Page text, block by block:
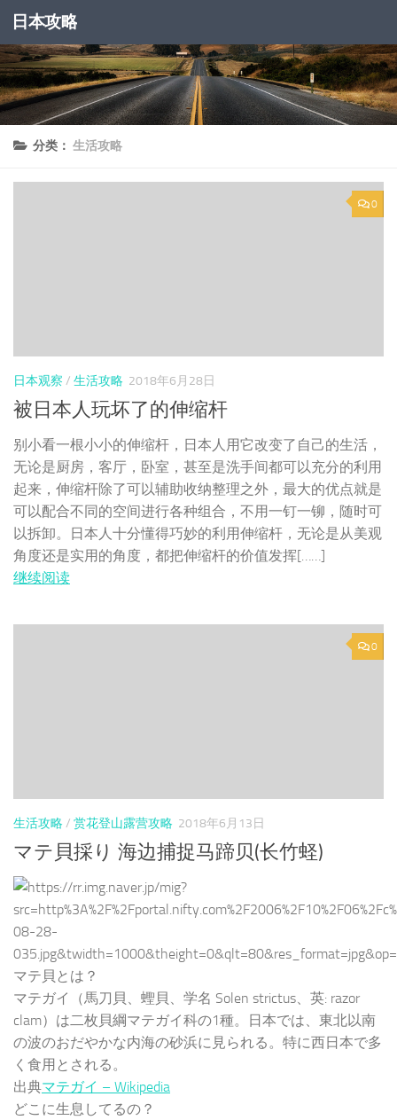
跳至内容
日本攻略
分类： 生活攻略
0
日本观察 / 生活攻略 2018年6月28日
被日本人玩坏了的伸缩杆
别小看一根小小的伸缩杆，日本人用它改变了自己的生活，
无论是厨房，客厅，卧室，甚至是洗手间都可以充分的利用
起来，伸缩杆除了可以辅助收纳整理之外，最大的优点就是
可以配合不同的空间进行各种组合，不用一钉一铆，随时可
以拆卸。日本人十分懂得巧妙的利用伸缩杆，无论是从美观
角度还是实用的角度，都把伸缩杆的价值发挥[……]
继续阅读
0
生活攻略/ 赏花登山露营攻略 2018年6月13日
マテ貝採り 海边捕捉马蹄贝(长竹蛏)
マテ貝とは？
マテガイ（馬刀貝、蟶貝、学名 Solen strictus、英: razor
clam）は二枚貝綱マテガイ科の1種。日本では、東北以南
の波のおだやかな内海の砂浜に見られる。特に西日本で多
く食用とされる。
出典マテガイ – Wikipedia
どこに生息してるの？